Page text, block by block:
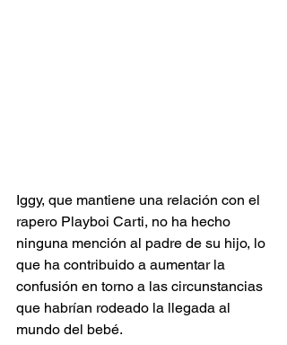
Iggy, que mantiene una relación con el
rapero Playboi Carti, no ha hecho
ninguna mención al padre de su hijo, lo
que ha contribuido a aumentar la
confusión en torno a las circunstancias
que habrían rodeado la llegada al
mundo del bebé.